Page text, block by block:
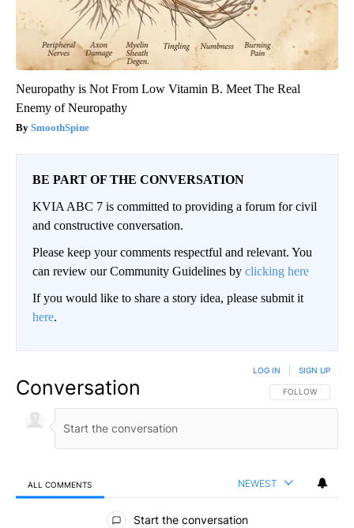
Neuropathy is Not From Low Vitamin B. Meet The Real
Enemy of Neuropathy
SmoothSpine
BE PART OF THE CONVERSATION
KVIA ABC 7 is committed to providing a forum for civil
and constructive conversation.
Please keep your comments respectful and relevant. You
can review our Community Guidelines by clicking here
If you would like to share a story idea, please submit it
here.
Conversation FOLLOW THIS
FOLLOW
LOG IN SIGN UP
ALL COMMENTS NEWEST
All Comments
Start the conversation